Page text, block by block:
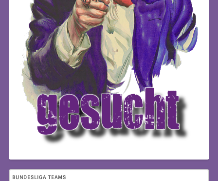
BUNDESLIGA TEAMS